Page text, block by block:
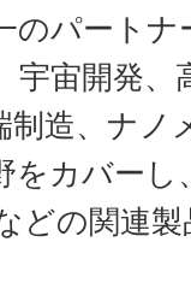
のパートナ
宇宙開発、
制造、ナノ
をカバーし
どの関連